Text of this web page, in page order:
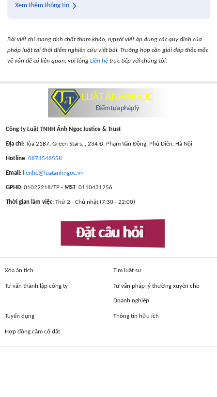
Xem thêm thông tin
Bài viết chỉ mang tính chất tham khảo, người viết áp dụng các quy định của
pháp luật tại thời điểm nghiên cứu viết bài. Trường hợp cần giải đáp thắc mắc
về vấn đề có liên quan, vui lòng Liên hệ trực tiếp với chúng tôi.
Công ty Luật TNHH Ánh Ngọc Justice & Trust
Địa chỉ: Tòa 21B7, Green Stars, , 234 Đ. Phạm Văn Đồng, Phú Diễn, Hà Nội
Hotline: 0878548558
Email : lienhe@luatanhngoc.vn
GPHĐ: 01022218/TP - MST: 0110431256
Thời gian làm việc: Thứ 2 - Chủ nhật (7:30 - 22:00)
Đặt câu hỏi
Xóa án tích Tìm luật sư
Tư vấn thành lập công ty Tư vấn pháp lý thường xuyên cho
Doanh nghiệp
Tuyển dụng Thông tin hữu ích
Hợp đồng cầm cố đất